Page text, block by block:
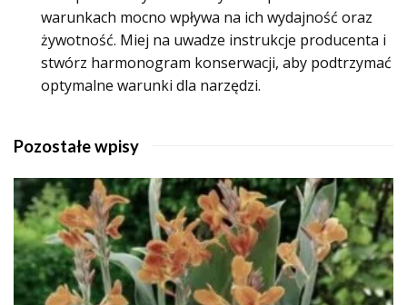
warunkach mocno wpływa na ich wydajność oraz
żywotność. Miej na uwadze instrukcje producenta i
stwórz harmonogram konserwacji, aby podtrzymać
optymalne warunki dla narzędzi.
Pozostałe wpisy